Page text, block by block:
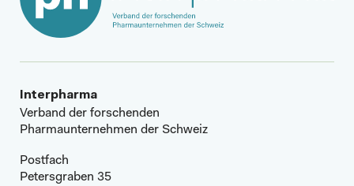
Interpharma
Verband der forschenden
Pharmaunternehmen der Schweiz
Postfach
Petersgraben 35